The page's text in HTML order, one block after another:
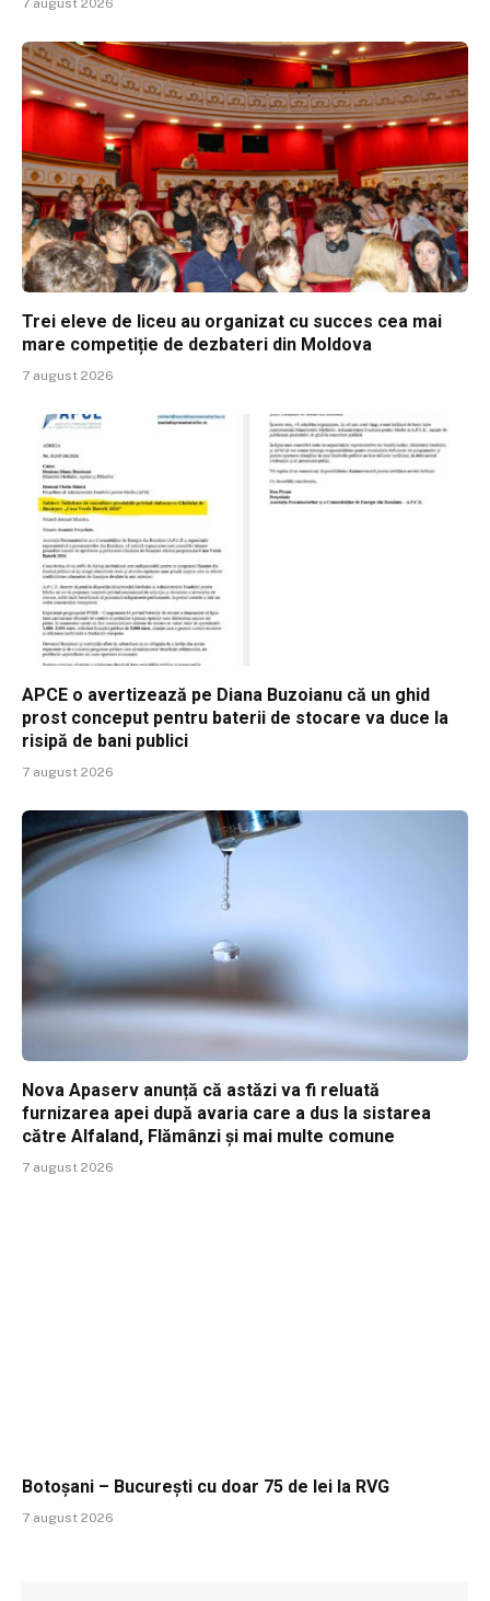
7 august 2026
Trei eleve de liceu au organizat cu succes cea mai
mare competiție de dezbateri din Moldova
7 august 2026
APCE o avertizează pe Diana Buzoianu că un ghid
prost conceput pentru baterii de stocare va duce la
risipă de bani publici
7 august 2026
Nova Apaserv anunță că astăzi va fi reluată
furnizarea apei după avaria care a dus la sistarea
către Alfaland, Flămânzi și mai multe comune
7 august 2026
Botoșani – București cu doar 75 de lei la RVG
7 august 2026